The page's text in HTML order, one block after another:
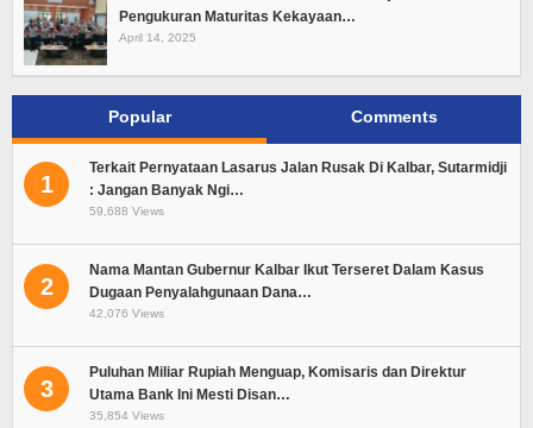
Pengukuran Maturitas Kekayaan…
April 14, 2025
Popular Comments
1
Terkait Pernyataan Lasarus Jalan Rusak Di Kalbar, Sutarmidji
: Jangan Banyak Ngi…
59,688 Views
2
Nama Mantan Gubernur Kalbar Ikut Terseret Dalam Kasus
Dugaan Penyalahgunaan Dana…
42,076 Views
3
Puluhan Miliar Rupiah Menguap, Komisaris dan Direktur
Utama Bank Ini Mesti Disan…
35,854 Views